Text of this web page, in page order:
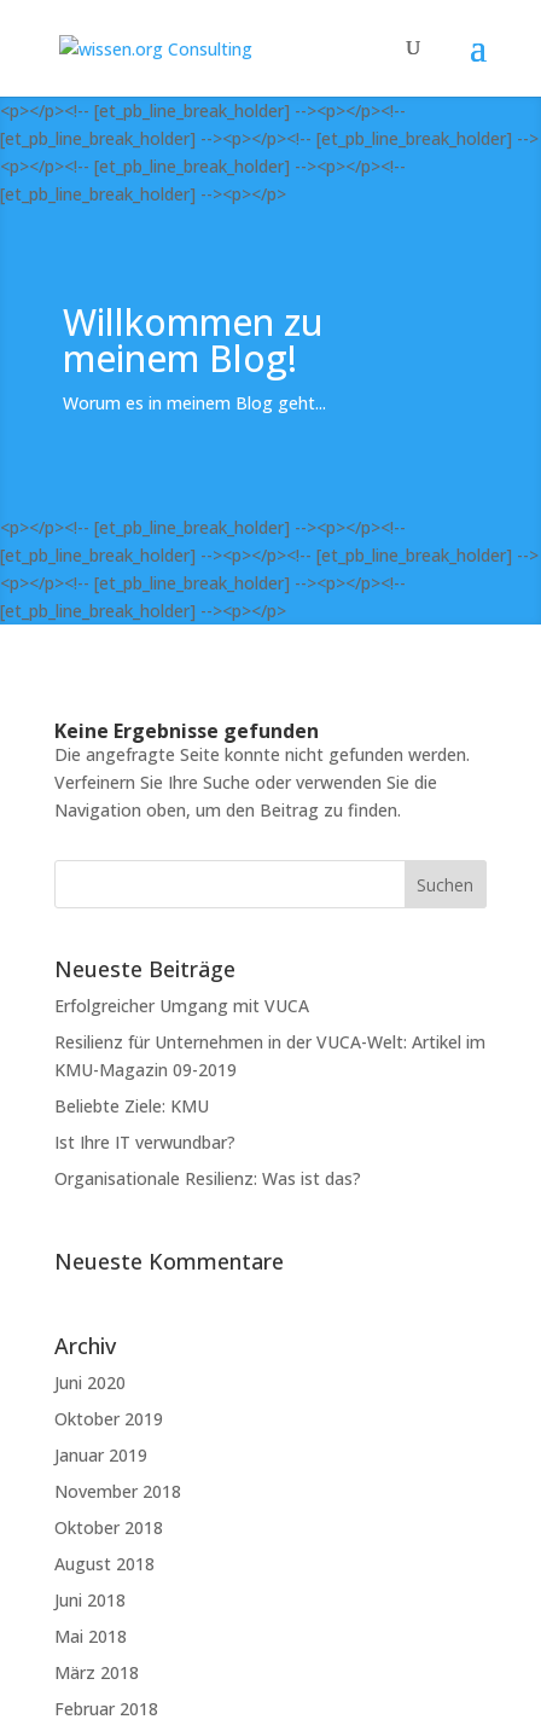
<p></p><!-- [et_pb_line_break_holder] --><p></p><!--
[et_pb_line_break_holder] --><p></p><!-- [et_pb_line_break_holder] -->
<p></p><!-- [et_pb_line_break_holder] --><p></p><!--
[et_pb_line_break_holder] --><p></p>
Willkommen zu
meinem Blog!
Worum es in meinem Blog geht...
<p></p><!-- [et_pb_line_break_holder] --><p></p><!--
[et_pb_line_break_holder] --><p></p><!-- [et_pb_line_break_holder] -->
<p></p><!-- [et_pb_line_break_holder] --><p></p><!--
[et_pb_line_break_holder] --><p></p>
Keine Ergebnisse gefunden
Die angefragte Seite konnte nicht gefunden werden.
Verfeinern Sie Ihre Suche oder verwenden Sie die
Navigation oben, um den Beitrag zu finden.
Neueste Beiträge
Erfolgreicher Umgang mit VUCA
Resilienz für Unternehmen in der VUCA-Welt: Artikel im
KMU-Magazin 09-2019
Beliebte Ziele: KMU
Ist Ihre IT verwundbar?
Organisationale Resilienz: Was ist das?
Neueste Kommentare
Archiv
Juni 2020
Oktober 2019
Januar 2019
November 2018
Oktober 2018
August 2018
Juni 2018
Mai 2018
März 2018
Februar 2018